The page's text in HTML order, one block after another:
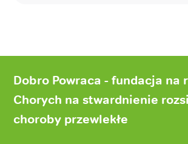
stronyDobro Powraca - fundacja na
Chorych na stwardnienie
choroby przewlekłe